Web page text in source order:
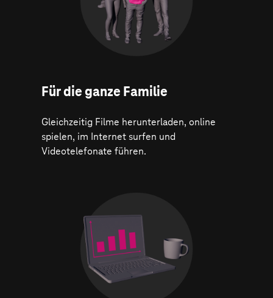
Für die ganze Familie
Gleichzeitig Filme herunterladen, online
spielen, im Internet surfen und
Videotelefonate führen.